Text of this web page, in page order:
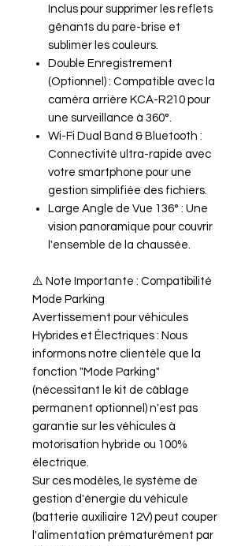
Inclus pour supprimer les reflets
gênants du pare-brise et
sublimer les couleurs.
Double Enregistrement
(Optionnel) : Compatible avec la
caméra arrière KCA-R210 pour
une surveillance à 360°.
Wi-Fi Dual Band & Bluetooth :
Connectivité ultra-rapide avec
votre smartphone pour une
gestion simplifiée des fichiers.
Large Angle de Vue 136° : Une
vision panoramique pour couvrir
l'ensemble de la chaussée.
⚠️ Note Importante : Compatibilité
Mode Parking
Avertissement pour véhicules
Hybrides et Électriques : Nous
informons notre clientèle que la
fonction "Mode Parking"
(nécessitant le kit de câblage
permanent optionnel) n'est pas
garantie sur les véhicules à
motorisation hybride ou 100%
électrique.
Sur ces modèles, le système de
gestion d'énergie du véhicule
(batterie auxiliaire 12V) peut couper
l'alimentation prématurément par